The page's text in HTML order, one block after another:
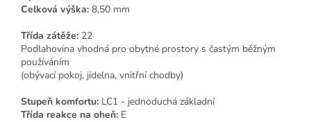
Celková výška: 8,50 mm
Třída zátěže: 22
Podlahovina vhodná pro obytné prostory s častým běžným
používáním
(obývací pokoj, jídelna, vnitřní chodby)
Stupeň komfortu: LC1 - jednoduchá základní
Třída reakce na oheň: E